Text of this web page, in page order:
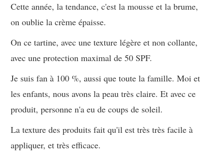
Cette année, la tendance, c'est la mousse et la brume,
on oublie la crème épaisse.
On ce tartine, avec une texture légère et non collante,
avec une protection maximal de 50 SPF.
Je suis fan à 100 %, aussi que toute la famille. Moi et
les enfants, nous avons la peau très claire. Et avec ce
produit, personne n'a eu de coups de soleil.
La texture des produits fait qu'il est très très facile à
appliquer, et très efficace.